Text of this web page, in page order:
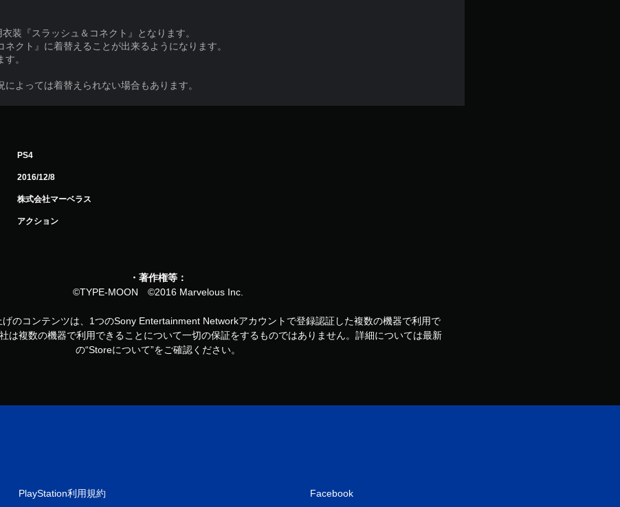
装『スラッシュ＆コネクト』となります。
クト』に着替えることが出来るようになります。
。
よっては着替えられない場合もあります。
PS4
2016/12/8
株式会社マーベラス
アクション
・著作権等：
©TYPE-MOON ©2016 Marvelous Inc.
のコンテンツは、1つのSony Entertainment Networkアカウントで登録認証した複数の機器で利用で
は複数の機器で利用できることについて一切の保証をするものではありません。詳細については最新
の“Storeについて”をご確認ください。
PlayStation利用規約 Facebook